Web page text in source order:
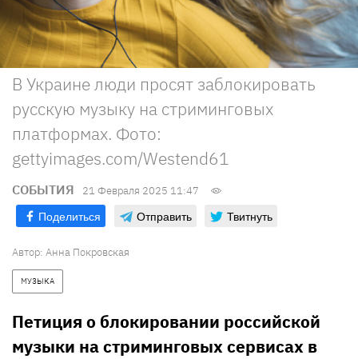
В Украине люди просят заблокировать
русскую музыку на стриминговых
платформах. Фото:
gettyimages.com/Westend61
СОБЫТИЯ 21 Февраля 2025 11:47
Поделиться Отправить Твитнуть
Автор: Анна Покровская
МУЗЫКА
Петиция о блокировании российской
музыки на стриминговых сервисах в